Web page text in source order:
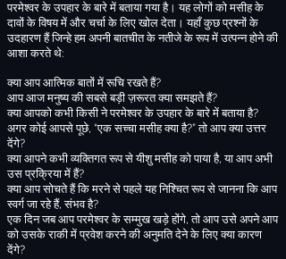
परमेश्वर के उपहार के बारे में बताया गया है। यह लोगों को मसीह के
दावों के विषय में और चर्चा के लिए खोल देता। यहाँ कुछ प्रश्नों के
उदहारण हैं जिन्हे हम अपनी बातचीत के नतीजे के रूप में उत्पन्न होने की
आशा करते थे:
क्या आप आत्मिक बातों में रूचि रखते हैं?
आप आज मनुष्य की सबसे बड़ी ज़रूरत क्या समझते हैं?
क्या आपकोकभी किसी ने परमेश्वर के उपहार के बारे में बताया है?
अगर कोई आपसे पूछे, “एक सच्चा मसीह क्या है?”तो आप क्या उत्तर
देंगे?
क्या आपने कभी व्यक्तिगत रूप से यीशु मसीह को पाया है,या आप अभी
उस प्रक्रिया में हैं?
क्या आप सोचते हैं कि मरने से पहले यह निश्चित रूप से जानना कि आप
स्वर्ग जा रहे हैं,संभव है?
एक दिन जब आप परमेश्वर के सम्मुख खड़े होंगे,तो आप उसे अपने आप
को उसके राकी में प्रवेश करने की अनुमति देने के लिए क्या कारण
देंगे?